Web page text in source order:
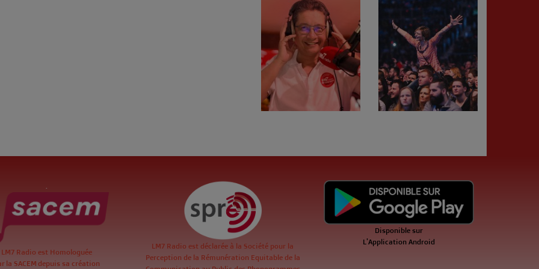
LM7 Radio est Homologuée
la SACEM depuis sa création
LM7 Radio est déclarée à la Société pour la
Perception de la Rémunération Equitable de la
Disponible sur
L'Application Android